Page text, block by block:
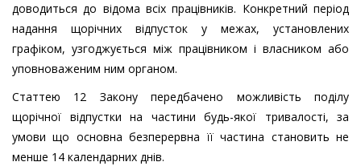
доводиться до відома всіх працівників. Конкретний період
надання щорічних відпусток у межах, установлених
графіком, узгоджується між працівником і власником або
уповноваженим ним органом.
Статтею 12 Закону передбачено можливість поділу
щорічної відпустки на частини будь-якої тривалості, за
умови що основна безперервна її частина становить не
менше 14 календарних днів.